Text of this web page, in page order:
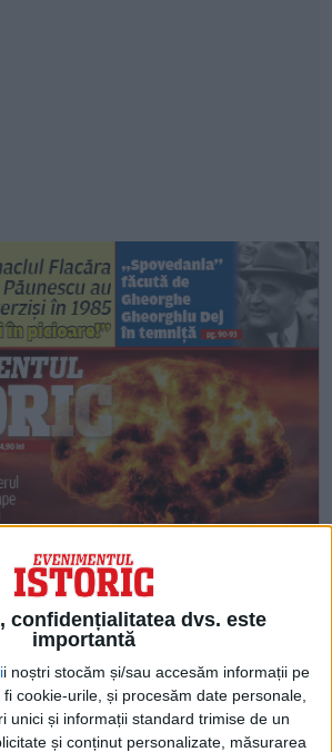
confidențialitatea dvs. este
importantă
i noștri stocăm și/sau accesăm informații pe
cookie-urile, și procesăm date personale,
unici și informații standard trimise de un
și conținut personalizate, măsurarea